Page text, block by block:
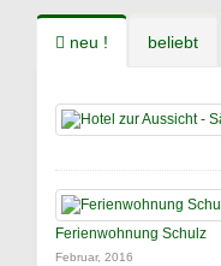
neu ! beliebt
Ferienwohnung Schulz
Februar, 2016